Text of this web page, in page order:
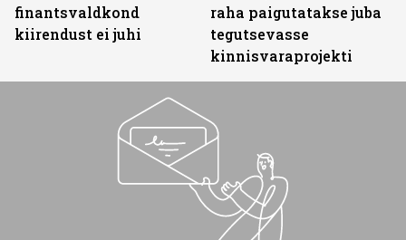
finantsvaldkond
kiirendust ei juhi
raha paigutatakse juba
tegutsevasse
kinnisvaraprojekti